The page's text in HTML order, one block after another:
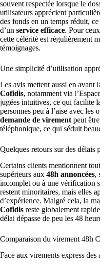
souvent respectée lorsque le
utilisateurs apprécient
des fonds en un temps réduit,
d’un service efficace. Pour
cette célérité est régulièrement
témoignages.
Une simplicité d’utilisation
Les avis mettent aussi en avant
Cofidis, notamment via
jugées intuitives, ce qui facilite
personnes peu à l’aise avec les
demande de virement peut
téléphonique, ce qui séduit
Quelques retours sur des délais
Certains clients mentionnent
supérieurs aux 48h annoncées,
incomplet ou à une vérification
restent minoritaires, mais elles
d’expérience. Malgré cela, la
Cofidis reste globalement
délai dépasse de peu les 48
Comparaison du virement 48h
Face aux virements express des